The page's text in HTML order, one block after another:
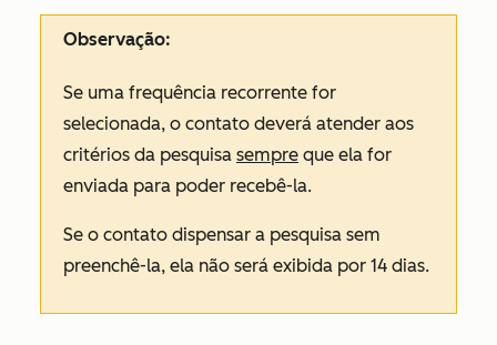
Observação:
Se uma frequência recorrente for
selecionada, o contato deverá atender aos
critérios da pesquisa sempre que ela for
enviada para poder recebê-la.
Se o contato dispensar a pesquisa sem
preenchê-la, ela não será exibida por 14 dias.